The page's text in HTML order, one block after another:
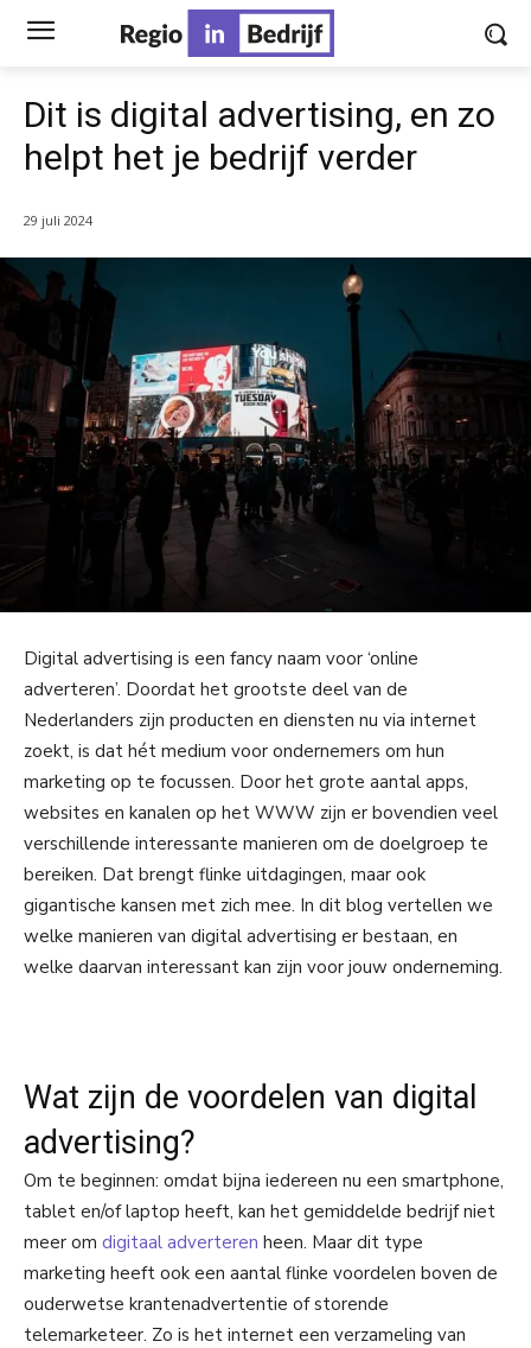
Dit is digital advertising, en zo
helpt het je bedrijf verder
29 juli 2024
Digital advertising is een fancy naam voor ‘online
adverteren’. Doordat het grootste deel van de
Nederlanders zijn producten en diensten nu via internet
zoekt, is dat hét medium voor ondernemers om hun
marketing op te focussen. Door het grote aantal apps,
websites en kanalen op het WWW zijn er bovendien veel
verschillende interessante manieren om de doelgroep te
bereiken. Dat brengt flinke uitdagingen, maar ook
gigantische kansen met zich mee. In dit blog vertellen we
welke manieren van digital advertising er bestaan, en
welke daarvan interessant kan zijn voor jouw onderneming.
Wat zijn de voordelen van digital
advertising?
Om te beginnen: omdat bijna iedereen nu een smartphone,
tablet en/of laptop heeft, kan het gemiddelde bedrijf niet
meer om digitaal adverteren heen. Maar dit type
marketing heeft ook een aantal flinke voordelen boven de
ouderwetse krantenadvertentie of storende
telemarketeer. Zo is het internet een verzameling van